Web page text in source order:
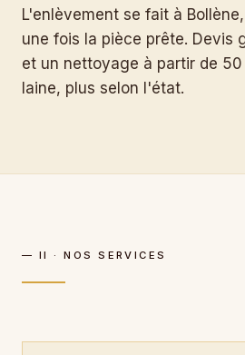
L'enlèvement se fait à
une fois la pièce prête. Devis
et un nettoyage à partir de 50
laine, plus selon l'état.
— II · NOS SERVICES